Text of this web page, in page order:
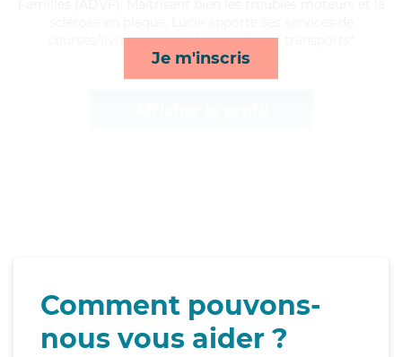
Je m'inscris
courses/livraison, rappels, mobilité et transports*
Comment pouvons-
nous vous aider ?